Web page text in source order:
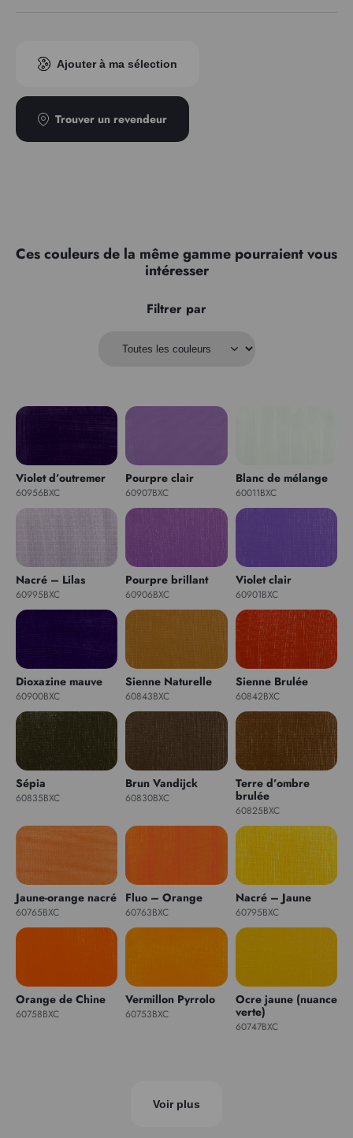
TransparenceAjouter à ma sélection
Trouver un revendeur
Ces couleurs de la même gamme pourraient vous
intéresser
Filtrer par
Violet d’outremer
60956BXC
Pourpre clair
60907BXC
Blanc de mélange
60011BXC
Nacré – Lilas
60995BXC
Pourpre brillant
60906BXC
Violet clair
60901BXC
Dioxazine mauve
60900BXC
Sienne Naturelle
60843BXC
Sienne Brulée
60842BXC
Sépia
60835BXC
Brun Vandijck
60830BXC
Terre d’ombre
brulée
60825BXC
Jaune-orange nacré
60765BXC
Fluo – Orange
60763BXC
Nacré – Jaune
60795BXC
Orange de Chine
60758BXC
Vermillon Pyrrolo
60753BXC
Ocre jaune (nuance
verte)
60747BXC
Voir plus